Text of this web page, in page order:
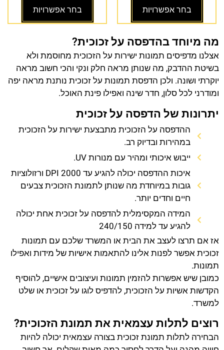
בחר אפשרויות בחר אפשרויות
מה מיוחד בהדפסה על זכוכית?
אצלנו מדפיסים תמונות ישירות על הזכוכית מחוסמת ולא
בשיטת ההדבק, מה שנותן מראה חלק ונקי והכי חשוב מראה
יוקרתי ושונה. ולכן הדפסת תמונות על זכוכית נותנת מראה יפה
ומודרני לכל סלון, חדר שינה ואפילו פינת האוכל.
יתרונות של הדפסה על זכוכית
ההדפסה על הזכוכית מתבצעת ישירות על הזכוכית
במהירות ובדיוק רב.
ייבוש איכותי ומהיר עם מנורות UV.
איכות ההדפסה יכולה להגיע עד 2000 DPI ורזולוציות
גובות במיוחדת מה שנותן לתמונת הזכוכית צבעים
חיים וחדים יותר.
המידה המקסימלית להדפסה על זכוכית אחת יכולה
להגיע עד למידה 240/150
אז אם תרצו לעצב את הבית או המשרד שלכם עם תמונות
זכוכית אפשר לפנות אלינו להתאמות אישיות של מידות ואפילו
תמונות.
כמובן שיש אפשרות להזמין תמונות ועיצובים אישיים, להוסיף
הקדשות אשיות על הזכוכית, להדפיס לוגו על זכוכית או שלט
למשרד.
רוצים לתלות עצמאית את תמונת הזכוכית?
הבחירה לתלות תמונת זכוכית בצורה עצמאית יכולה להיות